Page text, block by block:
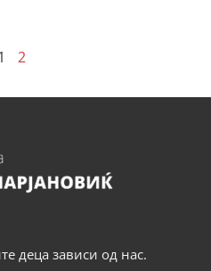
2
деца зависи од нас.